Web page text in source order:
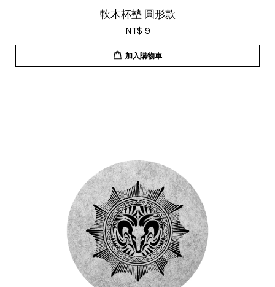
軟木杯墊 圓形款
NT$ 9
加入購物車